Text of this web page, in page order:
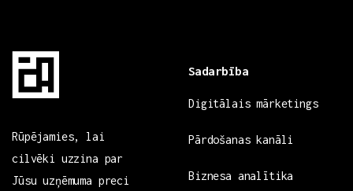
Rūpējamies, lai
cilvēki uzzina par
Jūsu uzņēmuma preci
Sadarbība
Digitālais mārketings
Pārdošanas kanāli
Biznesa analītika